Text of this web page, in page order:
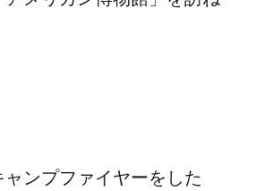
ンプファイヤーをした